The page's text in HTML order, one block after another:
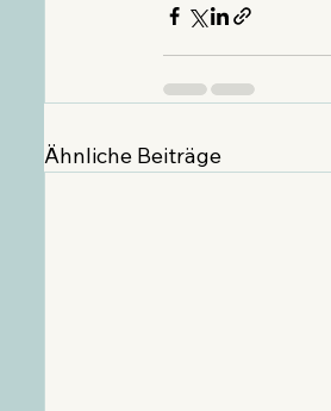
Ähnliche Beiträge